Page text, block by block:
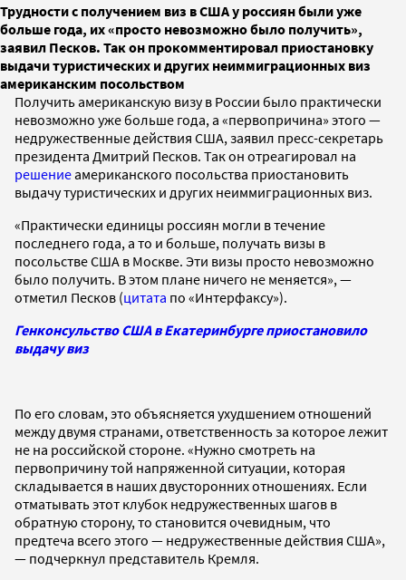
Трудности с получением виз в США у россиян были уже
больше года, их «просто невозможно было получить»,
заявил Песков. Так он прокомментировал приостановку
выдачи туристических и других неиммиграционных виз
американским посольством
Получить американскую визу в России было практически
невозможно уже больше года, а «первопричина» этого —
недружественные действия США, заявил пресс-секретарь
президента Дмитрий Песков. Так он отреагировал на
решениеамериканского посольства приостановить
выдачу туристических и других неиммиграционных виз.
«Практически единицы россиян могли в течение
последнего года, а то и больше, получать визы в
посольстве США в Москве. Эти визы просто невозможно
было получить. В этом плане ничего не меняется», —
отметил Песков (цитата по «Интерфаксу»).
Генконсульство США в Екатеринбурге приостановило
выдачу виз
По его словам, это объясняется ухудшением отношений
между двумя странами, ответственность за которое лежит
не на российской стороне. «Нужно смотреть на
первопричину той напряженной ситуации, которая
складывается в наших двусторонних отношениях. Если
отматывать этот клубок недружественных шагов в
обратную сторону, то становится очевидным, что
предтеча всего этого — недружественные действия США»,
— подчеркнул представитель Кремля.